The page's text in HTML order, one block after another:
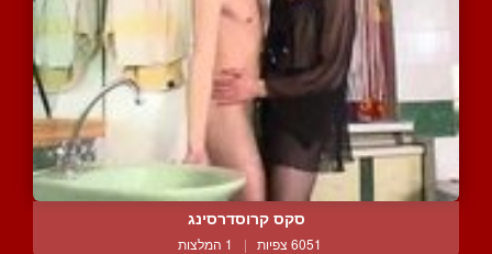
סקס קרוסדרסינג
6051 צפיות | 1 המלצות